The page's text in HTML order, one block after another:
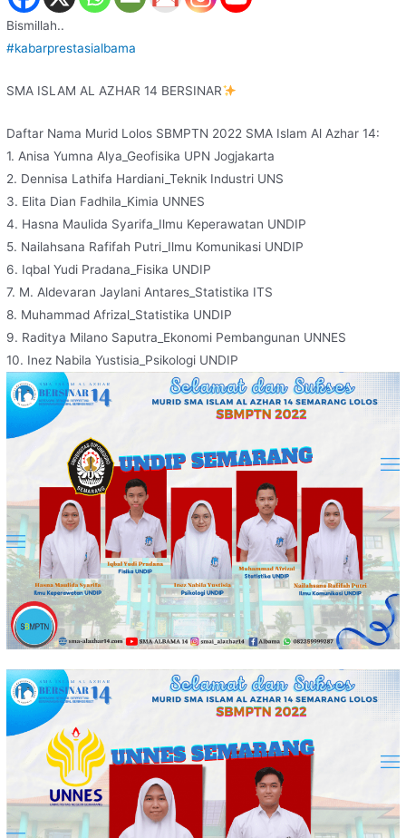
Bismillah..
#kabarprestasialbama
SMA ISLAM AL AZHAR 14 BERSINAR
Daftar Nama Murid Lolos SBMPTN 2022 SMA Islam Al Azhar 14:
1. Anisa Yumna Alya_Geofisika UPN Jogjakarta
2. Dennisa Lathifa Hardiani_Teknik Industri UNS
3. Elita Dian Fadhila_Kimia UNNES
4. Hasna Maulida Syarifa_Ilmu Keperawatan UNDIP
5. Nailahsana Rafifah Putri_Ilmu Komunikasi UNDIP
6. Iqbal Yudi Pradana_Fisika UNDIP
7. M. Aldevaran Jaylani Antares_Statistika ITS
8. Muhammad Afrizal_Statistika UNDIP
9. Raditya Milano Saputra_Ekonomi Pembangunan UNNES
10. Inez Nabila Yustisia_Psikologi UNDIP